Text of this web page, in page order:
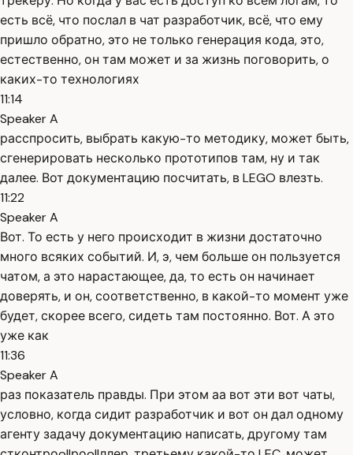
есть всё, что послал в чат разработчик, всё, что ему
пришло обратно, это не только генерация кода, это,
естественно, он там может и за жизнь поговорить, о
каких-то технологиях
11:14
Speaker A
расспросить, выбрать какую-то методику, может быть,
сгенерировать несколько прототипов там, ну и так
далее. Вот документацию посчитать, в LEGO влезть.
11:22
Speaker A
Вот. То есть у него происходит в жизни достаточно
много всяких событий. И, э, чем больше он пользуется
чатом, а это нарастающее, да, то есть он начинает
доверять, и он, соответственно, в какой-то момент уже
будет, скорее всего, сидеть там постоянно. Вот. А это
уже как
11:36
Speaker A
раз показатель правды. При этом аа вот эти вот чаты,
условно, когда сидит разработчик и вот он дал одному
агенту задачу документацию написать, другому там